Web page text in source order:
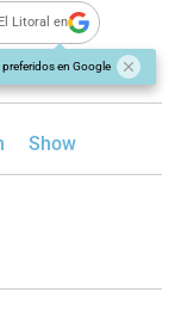
Litoral en
en Google
Show